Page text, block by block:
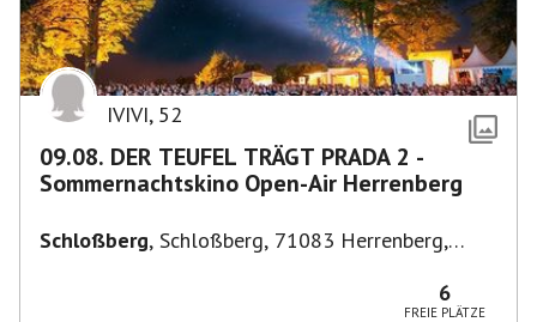
IVIVI, 52
09.08. DER TEUFEL TRÄGT PRADA 2 -
Sommernachtskino Open-Air Herrenberg
Schloßberg, Schloßberg, 71083 Herrenberg,
6
FREIE PLÄTZE